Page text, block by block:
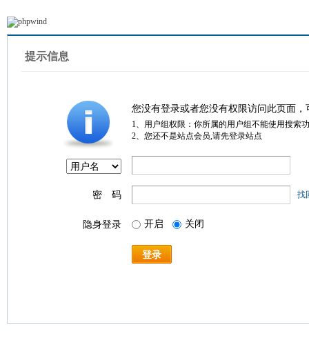
提示信息
您没有登录或者您没有权限访问此页面
1、用户组权限：你所属的用户组不能使用搜索
2、您还不是站点会员,请先登录站点
密 码 找
隐身登录 开启 关闭
登录